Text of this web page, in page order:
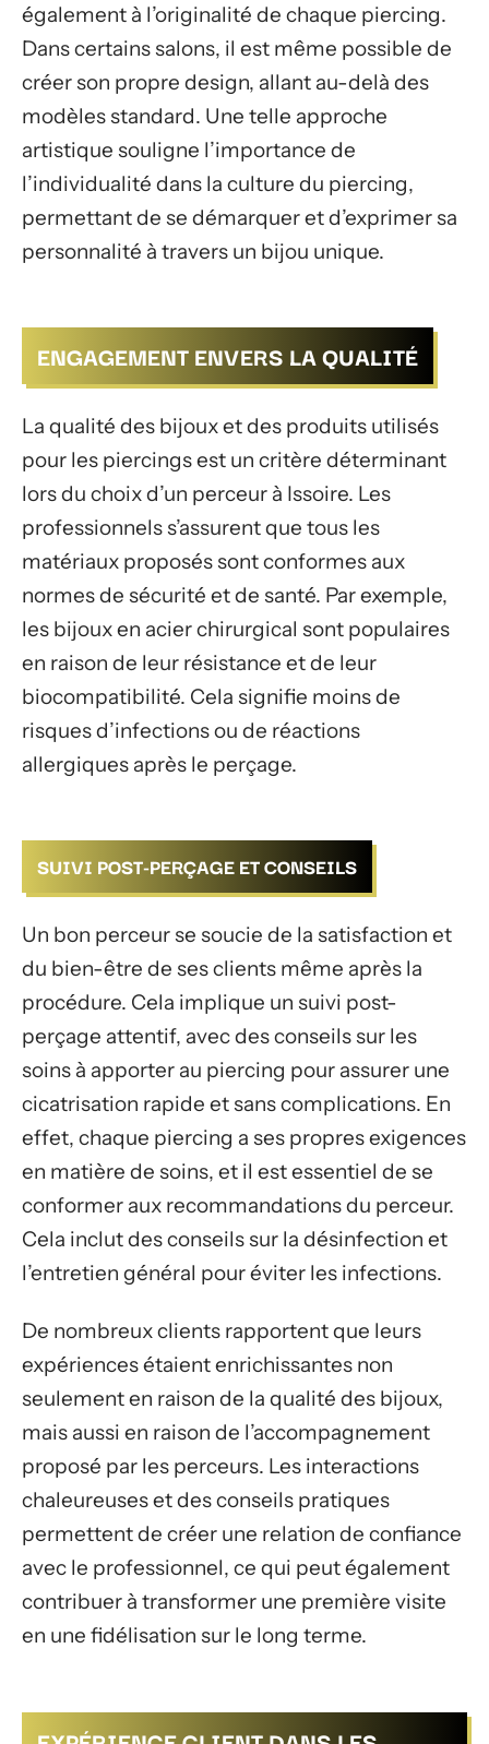
également à l’originalité de chaque piercing.
Dans certains salons, il est même possible de
créer son propre design, allant au-delà des
modèles standard. Une telle approche
artistique souligne l’importance de
l’individualité dans la culture du piercing,
permettant de se démarquer et d’exprimer sa
personnalité à travers un bijou unique.
ENGAGEMENT ENVERS LA QUALITÉ
La qualité des bijoux et des produits utilisés
pour les piercings est un critère déterminant
lors du choix d’un perceur à Issoire. Les
professionnels s’assurent que tous les
matériaux proposés sont conformes aux
normes de sécurité et de santé. Par exemple,
les bijoux en acier chirurgical sont populaires
en raison de leur résistance et de leur
biocompatibilité. Cela signifie moins de
risques d’infections ou de réactions
allergiques après le perçage.
SUIVI POST-PERÇAGE ET CONSEILS
Un bon perceur se soucie de la satisfaction et
du bien-être de ses clients même après la
procédure. Cela implique un suivi post-
perçage attentif, avec des conseils sur les
soins à apporter au piercing pour assurer une
cicatrisation rapide et sans complications. En
effet, chaque piercing a ses propres exigences
en matière de soins, et il est essentiel de se
conformer aux recommandations du perceur.
Cela inclut des conseils sur la désinfection et
l’entretien général pour éviter les infections.
De nombreux clients rapportent que leurs
expériences étaient enrichissantes non
seulement en raison de la qualité des bijoux,
mais aussi en raison de l’accompagnement
proposé par les perceurs. Les interactions
chaleureuses et des conseils pratiques
permettent de créer une relation de confiance
avec le professionnel, ce qui peut également
contribuer à transformer une première visite
en une fidélisation sur le long terme.